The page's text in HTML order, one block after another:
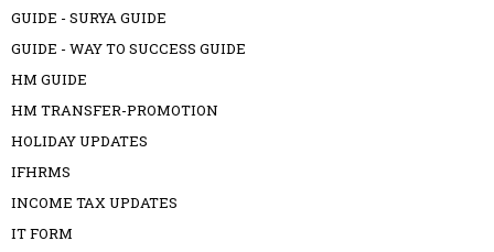
GUIDE - SURYA GUIDE
GUIDE - WAY TO SUCCESS GUIDE
HM GUIDE
HM TRANSFER-PROMOTION
HOLIDAY UPDATES
IFHRMS
INCOME TAX UPDATES
IT FORM